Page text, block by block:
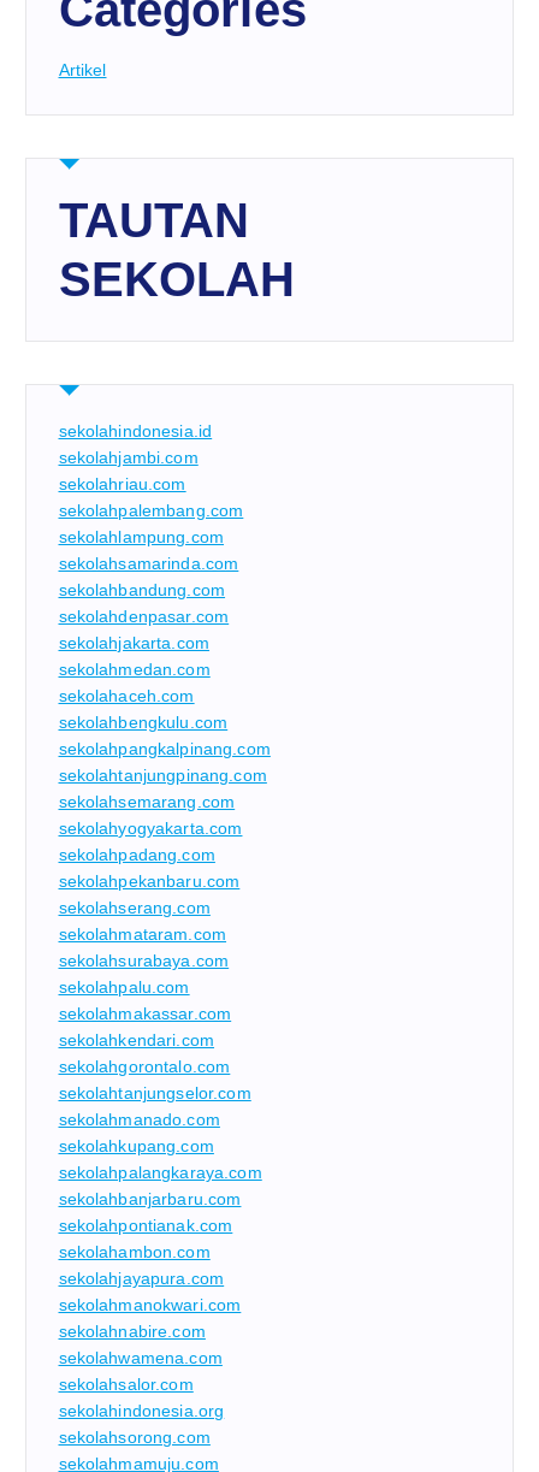
Artikel
TAUTAN
SEKOLAH
sekolahindonesia.id
sekolahjambi.com
sekolahriau.com
sekolahpalembang.com
sekolahlampung.com
sekolahsamarinda.com
sekolahbandung.com
sekolahdenpasar.com
sekolahjakarta.com
sekolahmedan.com
sekolahaceh.com
sekolahbengkulu.com
sekolahpangkalpinang.com
sekolahtanjungpinang.com
sekolahsemarang.com
sekolahyogyakarta.com
sekolahpadang.com
sekolahpekanbaru.com
sekolahserang.com
sekolahmataram.com
sekolahsurabaya.com
sekolahpalu.com
sekolahmakassar.com
sekolahkendari.com
sekolahgorontalo.com
sekolahtanjungselor.com
sekolahmanado.com
sekolahkupang.com
sekolahpalangkaraya.com
sekolahbanjarbaru.com
sekolahpontianak.com
sekolahambon.com
sekolahjayapura.com
sekolahmanokwari.com
sekolahnabire.com
sekolahwamena.com
sekolahsalor.com
sekolahindonesia.org
sekolahsorong.com
sekolahmamuju.com